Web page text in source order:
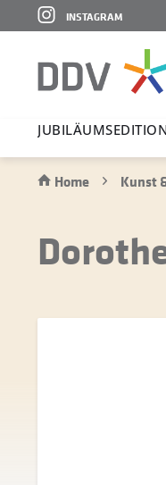
INSTAGRAM
Home Kunst